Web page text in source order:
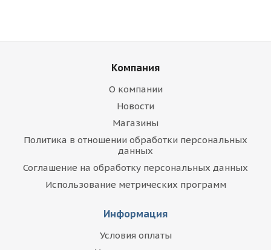
Компания
О компании
Новости
Магазины
Политика в отношении обработки персональных
данных
Соглашение на обработку персональных данных
Использование метрических программ
Информация
Условия оплаты